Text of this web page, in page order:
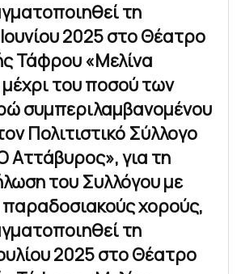
τη
2025 στο Θέατρο
Τάφρου «Μελίνα
του ποσού των
συμπεριλαμβανομένου
Πολιτιστικό Σύλλογο
για τη
του Συλλόγου με
παραδοσιακούς χορούς,
τη
2025 στο Θέατρο